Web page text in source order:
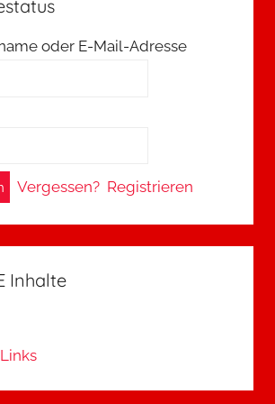
oder E-Mail-Adresse
Vergessen? Registrieren
Inhalte